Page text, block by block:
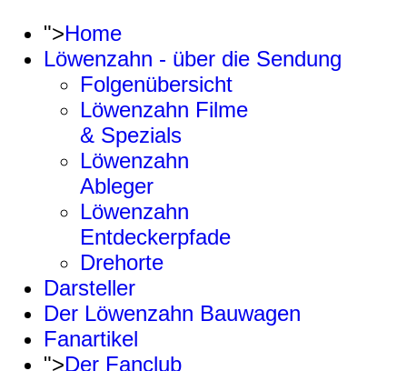
">Home
Löwenzahn - über die Sendung
Folgenübersicht
Löwenzahn Filme
& Spezials
Löwenzahn
Ableger
Löwenzahn
Entdeckerpfade
Drehorte
Darsteller
Der Löwenzahn Bauwagen
Fanartikel
">Der Fanclub